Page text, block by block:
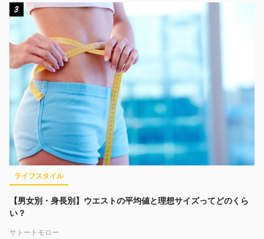
3
ライフスタイル
【男女別・身長別】ウエストの平均値と理想サイズってどのくら
い？
サトートモロー